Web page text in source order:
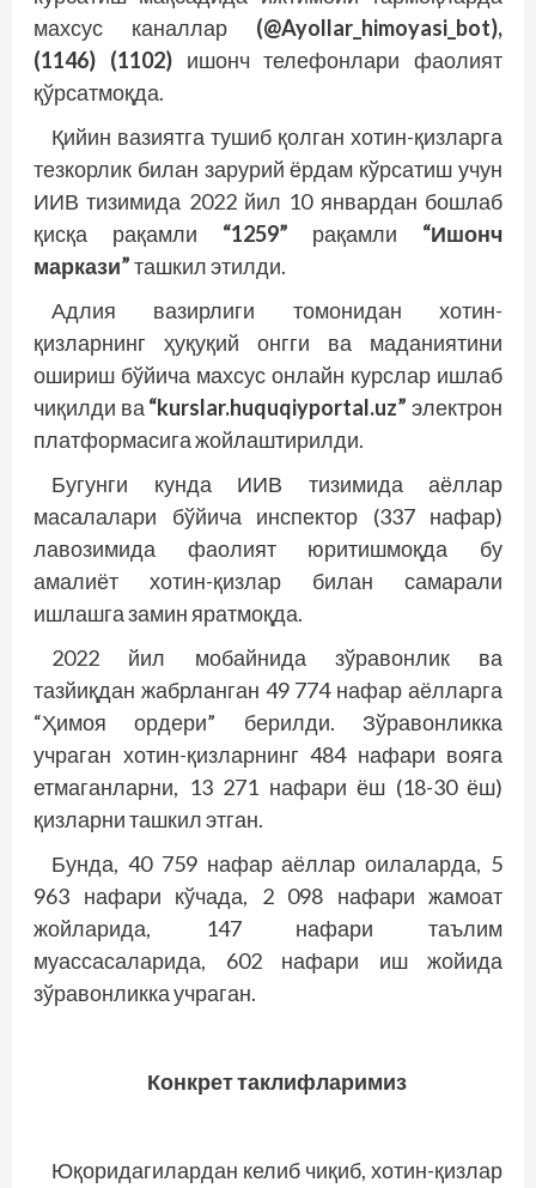
махсус каналлар (@Ayollar_himoyasi_bot),
(1146) (1102)ишонч телефонлари фаолият
қўрсатмоқда.
Қийин вазиятга тушиб қолган хотин-қизларга
тезкорлик билан зарурий ёрдам кўрсатиш учун
ИИВ тизимида 2022 йил 10 январдан бошлаб
қисқа рақамли “1259” рақамли “Ишонч
маркази”ташкил этилди.
Адлия вазирлиги томонидан хотин-
қизларнинг ҳуқуқий онгги ва маданиятини
ошириш бўйича махсус онлайн курслар ишлаб
чиқилди ва “kurslar.huquqiyportal.uz” электрон
платформасига жойлаштирилди.
Бугунги кунда ИИВ тизимида аёллар
масалалари бўйича инспектор (337 нафар)
лавозимида фаолият юритишмоқда бу
амалиёт хотин-қизлар билан самарали
ишлашга замин яратмоқда.
2022 йил мобайнида зўравонлик ва
тазйиқдан жабрланган 49 774 нафар аёлларга
“Ҳимоя ордери” берилди. Зўравонликка
учраган хотин-қизларнинг 484 нафари вояга
етмаганларни, 13 271 нафари ёш (18-30 ёш)
қизларни ташкил этган.
Бунда, 40 759 нафар аёллар оилаларда, 5
963 нафари кўчада, 2 098 нафари жамоат
жойларида, 147 нафари таълим
муассасаларида, 602 нафари иш жойида
зўравонликка учраган.
Конкрет таклифларимиз
Юқоридагилардан келиб чиқиб, хотин-қизлар